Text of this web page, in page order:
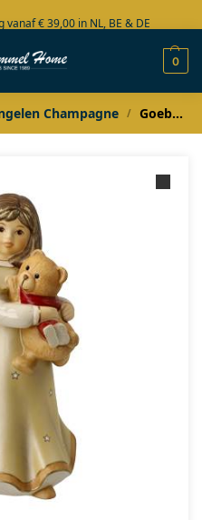
€ 39,00 in NL, BE & DE
in voorraad
0
Champagne / Goebel Champagne Engel met beertje Tanz mir mir